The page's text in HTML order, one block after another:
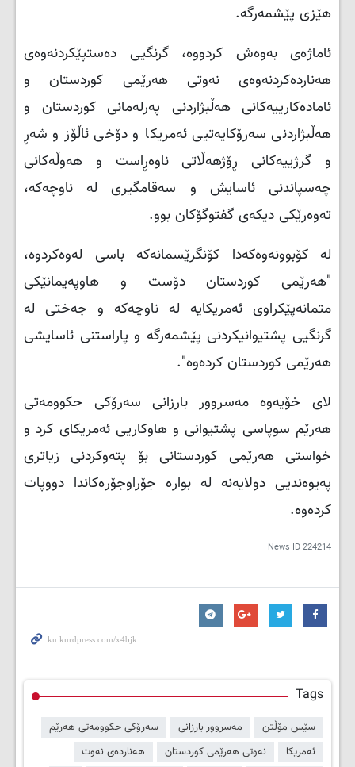
هێزی پێشمەرگە.
ئاماژەی بەوەش كردووە، گرنگیی دەستپێکردنەوەی
هەناردەکردنەوەی نەوتی هەرێمی کوردستان و
ئامادەکارییەکانی هەڵبژاردنی پەرلەمانی کوردستان و
هەڵبژاردنی سەرۆکایەتیی ئەمریکا و دۆخی ئاڵۆز و شەڕ
و گرژییەکانی ڕۆژهەڵاتی ناوەڕاست و هەوڵەکانی
چەسپاندنی ئاسایش و سەقامگیری لە ناوچەکە،
تەوەرێکی دیکەی گفتوگۆکان بوو.
لە كۆبوونەوەكەدا کۆنگرێسمانەكە باسی لەوەكردوە،
"هەرێمی کوردستان دۆست و هاوپەیمانێکی
متمانەپێکراوی ئەمریکایە لە ناوچەکە و جەختی لە
گرنگیی پشتیوانیکردنی پێشمەرگە و پاراستنی ئاسایشی
هەرێمی کوردستان کردەوە".
لای خۆیەوە مەسروور بارزانی سەرۆکی حکوومەتی
هەرێم سوپاسی پشتیوانی و هاوکاریی ئەمریکای کرد و
خواستی هەرێمی کوردستانی بۆ پتەوکردنی زیاتری
پەیوەندیی دولایەنە لە بوارە جۆراوجۆرەکاندا دووپات
کردەوە.
News ID224214
Tags
سێس مۆڵتن مەسروور بارزانی
سەرۆکی حکوومەتی هەرێم
ئەمریکا
نەوتی هەرێمی کوردستان هەناردەی نەوت